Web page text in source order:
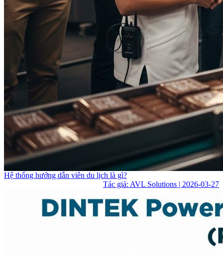
Hệ thống hướng dẫn viên du lịch là gì?
Tác giả: AVL Solutions | 2026-03-27